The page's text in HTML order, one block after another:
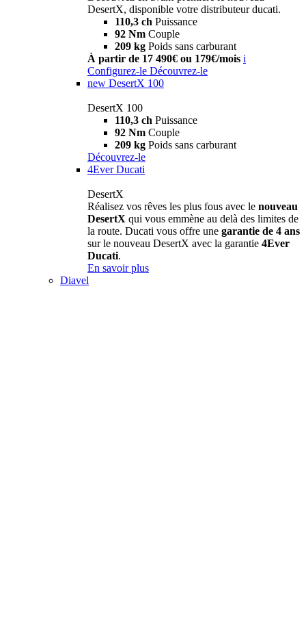
DesertX, disponible votre distributeur ducati.
110,3 ch Puissance
92 Nm Couple
209 kg Poids sans carburant
À partir de 17 490€ ou 179€/mois i
Configurez-le Découvrez-le
new DesertX 100
DesertX 100
110,3 ch Puissance
92 Nm Couple
209 kg Poids sans carburant
Découvrez-le
4Ever Ducati
DesertX
Réalisez vos rêves les plus fous avec le nouveau
DesertX qui vous emmène au delà des limites de
la route. Ducati vous offre une garantie de 4 ans
sur le nouveau DesertX avec la garantie 4Ever
Ducati.
En savoir plus
Diavel